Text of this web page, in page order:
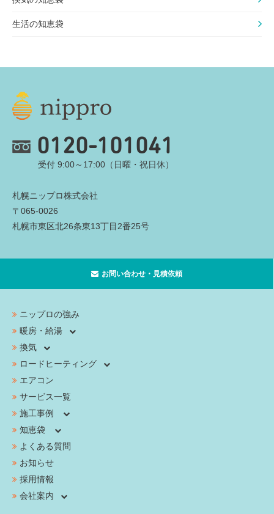
生活の知恵袋
0120-101041
受付 9:00～17:00（日曜・祝日休）
札幌ニップロ株式会社
〒065-0026
札幌市東区北26条東13丁目2番25号
お問い合わせ・見積依頼
ニップロの強み
暖房・給湯
換気
ロードヒーティング
エアコン
サービス一覧
施工事例
知恵袋
よくある質問
お知らせ
採用情報
会社案内